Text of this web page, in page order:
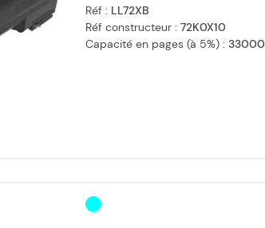
Réf : LL72XB
Réf constructeur : 72K0X10
Capacité en pages (à 5%) : 33000